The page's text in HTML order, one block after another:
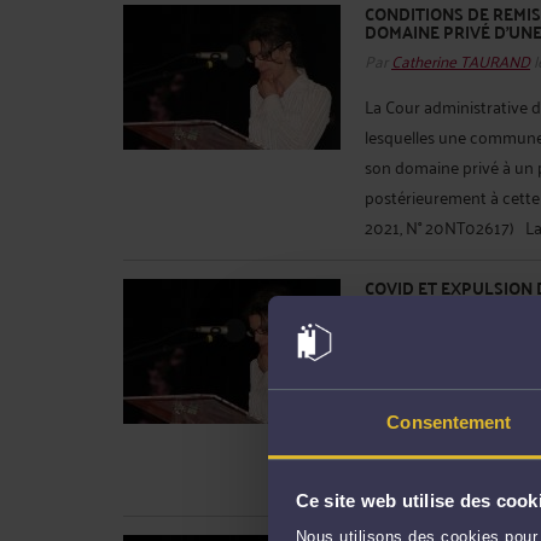
Consentement
Ce site web utilise des
Nous utilisons des cookies
CONDITIONS DE
DOMAINE PRIVÉ
Par Catherine TAURAND
La Cour administrative
lesquelles une
son domaine privé à
postérieurement à
2021, N° 20NT02617)
COVID ET EXPULSION
ples mesures
sur un terrain. C’est
Paris (CAA Paris 30